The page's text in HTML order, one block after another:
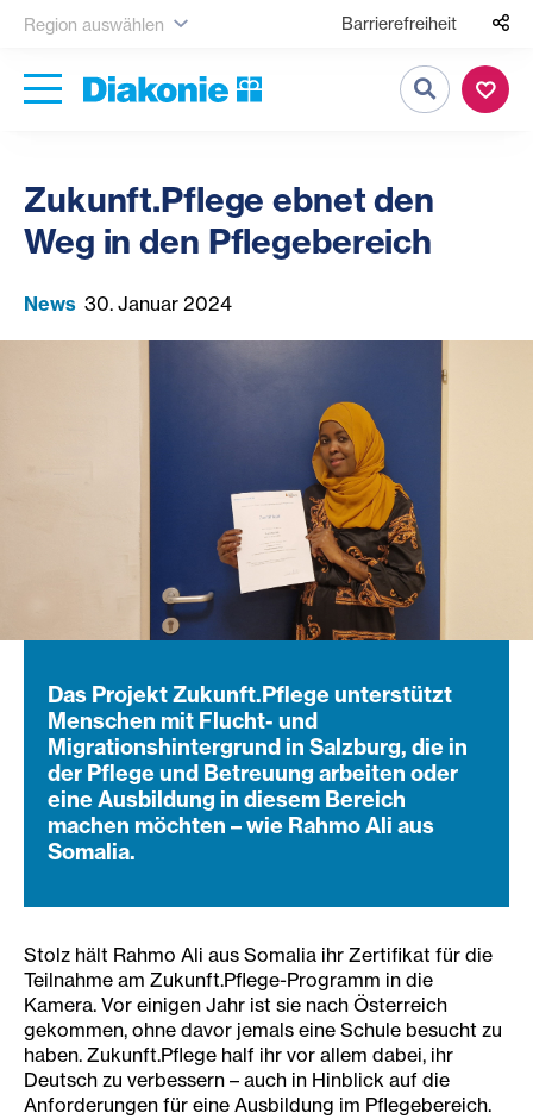
Region auswählen Barrierefreiheit
Suche
Zukunft.Pflege ebnet den
Weg in den Pflegebereich
News 30. Januar 2024
Das Projekt Zukunft.Pflege unterstützt
Menschen mit Flucht- und
Migrationshintergrund in Salzburg, die in
der Pflege und Betreuung arbeiten oder
eine Ausbildung in diesem Bereich
machen möchten – wie Rahmo Ali aus
Somalia.
Stolz hält Rahmo Ali aus Somalia ihr Zertifikat für die
Teilnahme am Zukunft.Pflege-Programm in die
Kamera. Vor einigen Jahr ist sie nach Österreich
gekommen, ohne davor jemals eine Schule besucht zu
haben. Zukunft.Pflege half ihr vor allem dabei, ihr
Deutsch zu verbessern – auch in Hinblick auf die
Anforderungen für eine Ausbildung im Pflegebereich.